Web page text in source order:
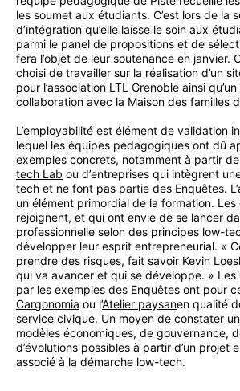
les soumet aux étudiants. C’est lors de la
d’intégration qu’elle laisse le soin aux
parmi le panel de propositions et de
fera l’objet de leur soutenance en janvier.
choisi de travailler sur la réalisation d’un
pour l’association LTL Grenoble ainsi
collaboration avec la Maison des familles
L’employabilité est élément de validation
lequel les équipes pédagogiques ont dû
exemples concrets, notamment à partir
tech Lab ou d’entreprises qui intègrent
tech et ne font pas partie des Enquêtes.
un élément primordial de la formation.
rejoignent, et qui ont envie de se lancer
professionnelle selon des principes low-
développer leur esprit entrepreneurial. «
prendre des risques, fait savoir Kevin
qui va avancer et qui se développe. » Les
par les exemples des Enquêtes ont pour
Cargonomia ou l’Atelier paysanen qualité
service civique. Un moyen de constater
modèles économiques, de gouvernance,
d’évolutions possibles à partir d’un projet
associé à la démarche low-tech.